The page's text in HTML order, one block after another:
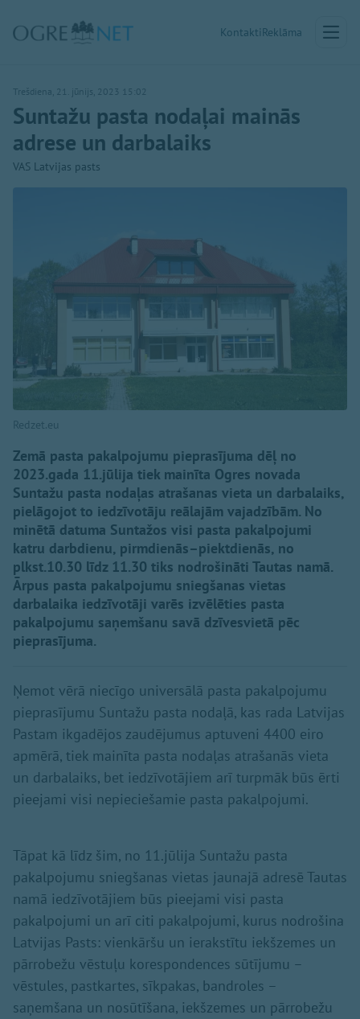
KontaktiReklāma
Trešdiena, 21. jūnijs, 2023 15:02
Suntažu pasta nodaļai mainās
adrese un darbalaiks
VAS Latvijas pasts
Redzet.eu
Zemā pasta pakalpojumu pieprasījuma dēļ no
2023.gada 11.jūlija tiek mainīta Ogres novada
Suntažu pasta nodaļas atrašanas vieta un darbalaiks,
pielāgojot to iedzīvotāju reālajām vajadzībām. No
minētā datuma Suntažos visi pasta pakalpojumi
katru darbdienu, pirmdienās–piektdienās, no
plkst.10.30 līdz 11.30 tiks nodrošināti Tautas namā.
Ārpus pasta pakalpojumu sniegšanas vietas
darbalaika iedzīvotāji varēs izvēlēties pasta
pakalpojumu saņemšanu savā dzīvesvietā pēc
pieprasījuma.
Ņemot vērā niecīgo universālā pasta pakalpojumu
pieprasījumu Suntažu pasta nodaļā, kas rada Latvijas
Pastam ikgadējos zaudējumus aptuveni 4400 eiro
apmērā, tiek mainīta pasta nodaļas atrašanās vieta
un darbalaiks, bet iedzīvotājiem arī turpmāk būs ērti
pieejami visi nepieciešamie pasta pakalpojumi.
Tāpat kā līdz šim, no 11.jūlija Suntažu pasta
pakalpojumu sniegšanas vietas jaunajā adresē Tautas
namā iedzīvotājiem būs pieejami visi pasta
pakalpojumi un arī citi pakalpojumi, kurus nodrošina
Latvijas Pasts: vienkāršu un ierakstītu iekšzemes un
pārrobežu vēstuļu korespondences sūtījumu –
vēstules, pastkartes, sīkpakas, bandroles –
saņemšana un nosūtīšana, iekšzemes un pārrobežu